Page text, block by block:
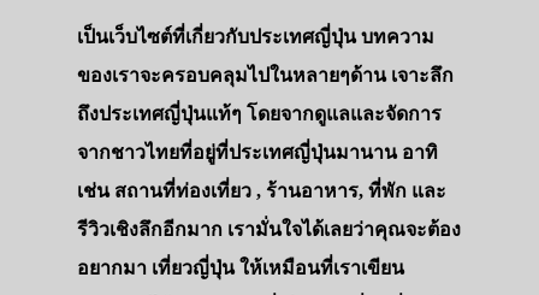
เป็นเว็บไซต์ที่เกี่ยวกับประเทศญี่ปุ่น บทความ
ของเราจะครอบคลุมไปในหลายๆด้าน เจาะลึก
ถึงประเทศญี่ปุ่นแท้ๆ โดยจากดูแลและจัดการ
จากชาวไทยที่อยู่ที่ประเทศญี่ปุ่นมานาน อาทิ
เช่น สถานที่ท่องเที่ยว , ร้านอาหาร, ที่พัก และ
รีวิวเชิงลึกอีกมาก เรามั่นใจได้เลยว่าคุณจะต้อง
อยากมา เที่ยวญี่ปุ่น ให้เหมือนที่เราเขียน